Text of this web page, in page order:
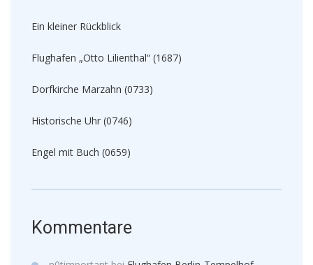
Ein kleiner Rückblick
Flughafen „Otto Lilienthal“ (1687)
Dorfkirche Marzahn (0733)
Historische Uhr (0746)
Engel mit Buch (0659)
Kommentare